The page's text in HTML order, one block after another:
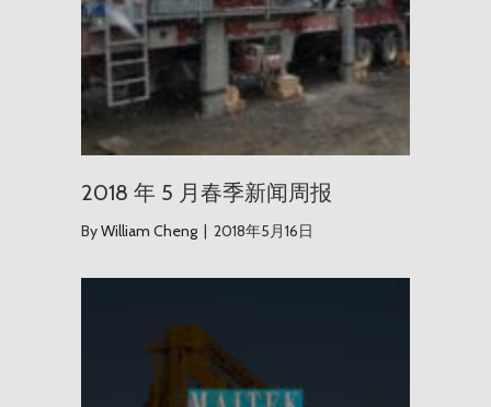
2018 年 5 月春季新闻周报
ByWilliam Cheng | 2018年5月16日